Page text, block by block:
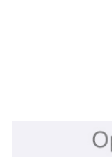
个波段，Optistat系列
由于Optistat的光